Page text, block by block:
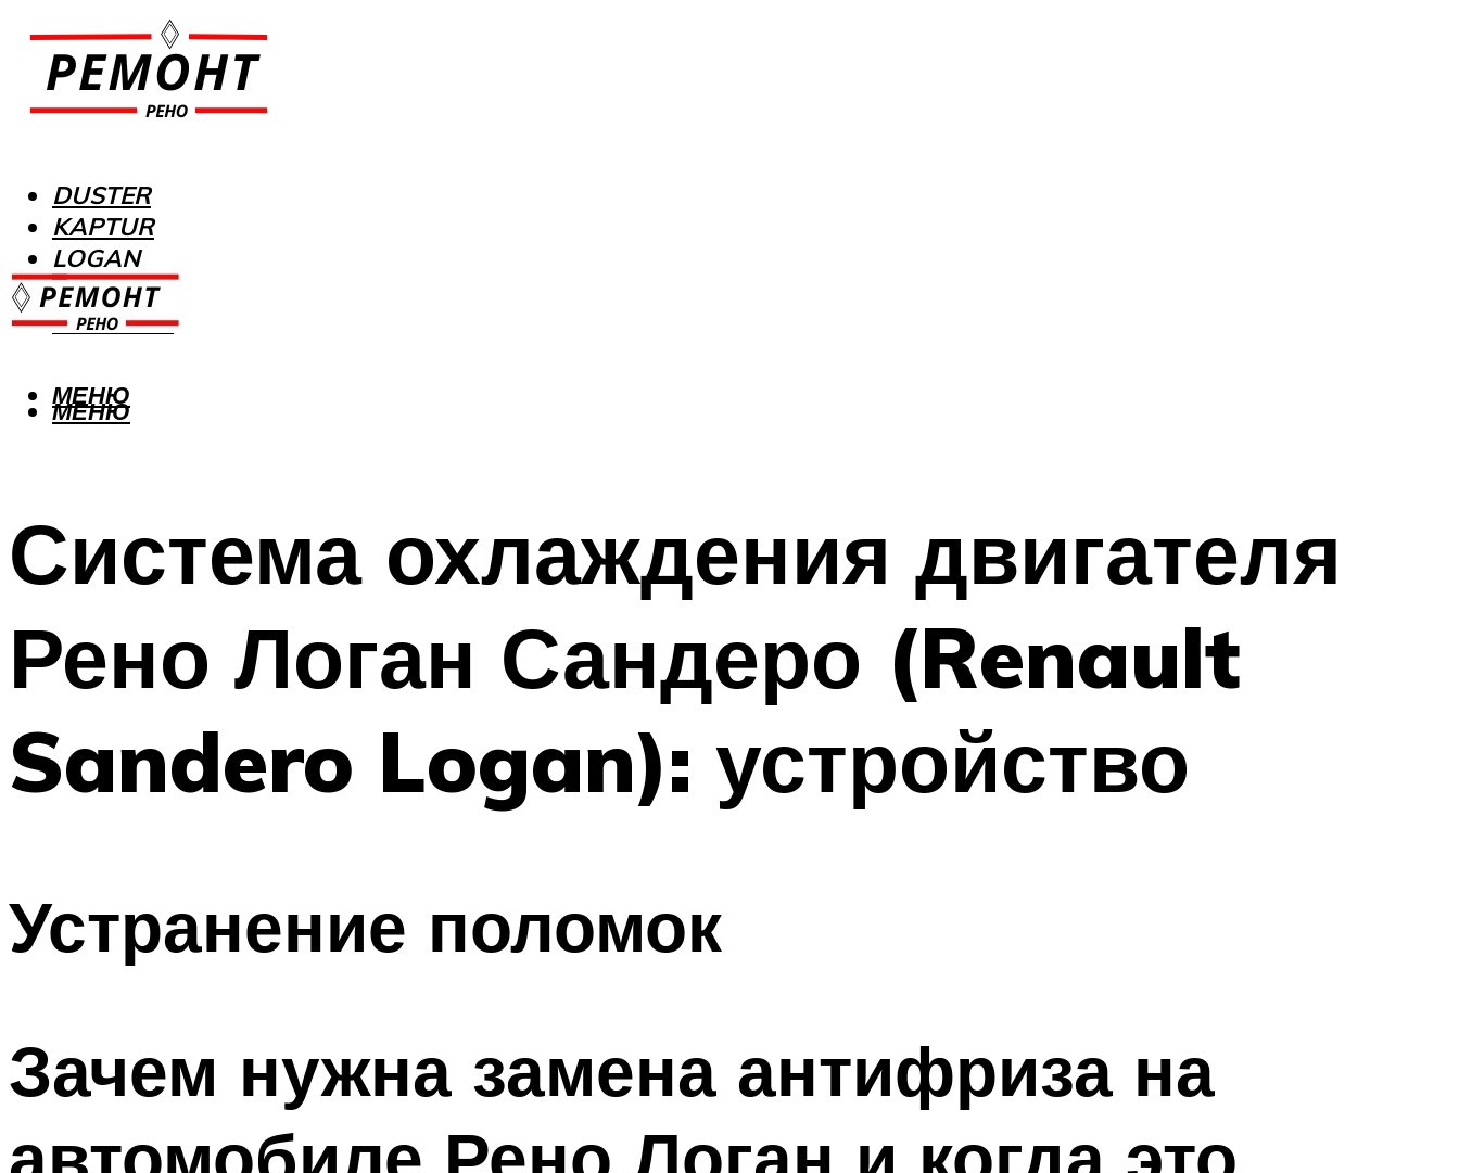
DUSTER
KAPTUR
LOGAN
MEGANE
SANDERO
МЕНЮ
МЕНЮ
Система охлаждения двигателя
Рено Логан Сандеро (Renault
Sandero Logan): устройство
Устранение поломок
Зачем нужна замена антифриза на